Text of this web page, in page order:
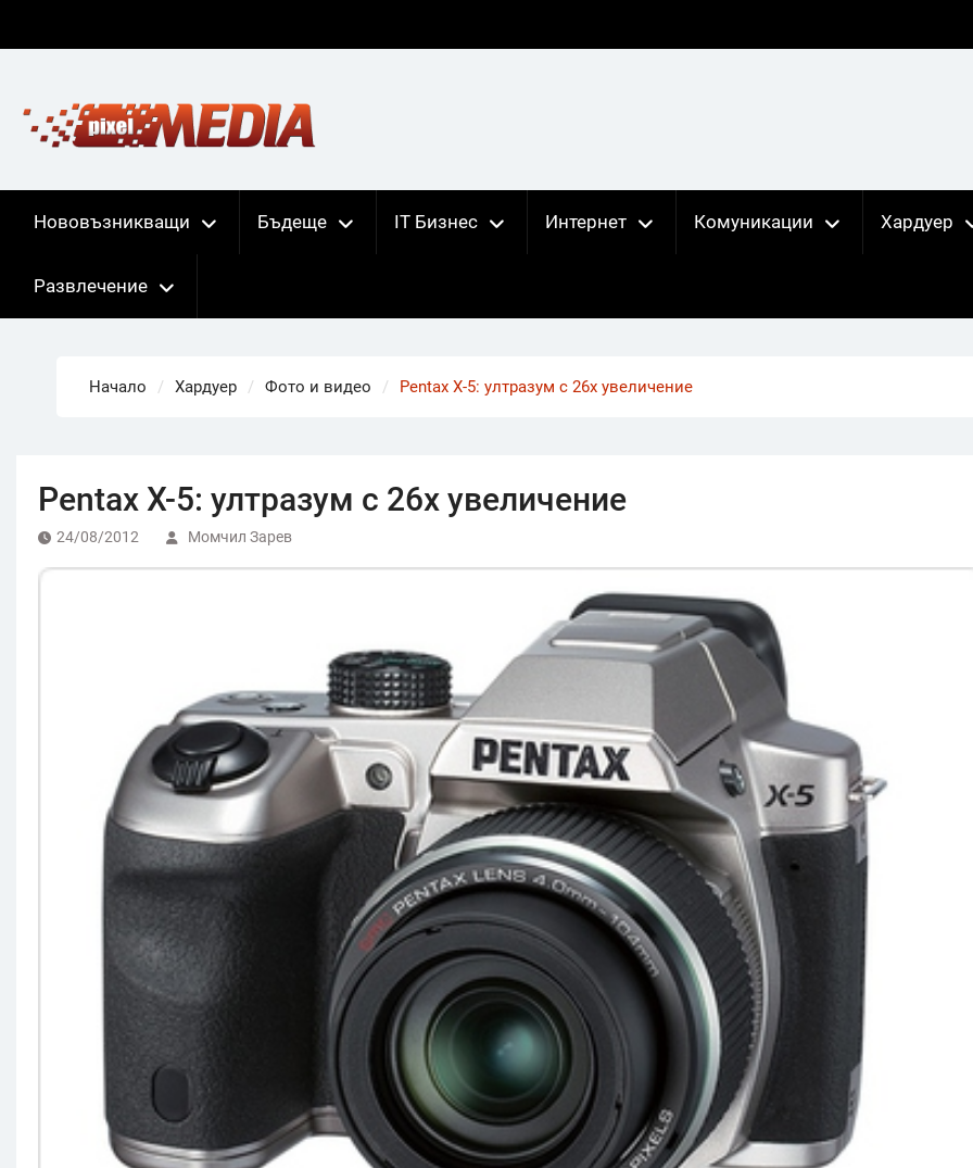
Нововъзникващи Бъдеще IT Бизнес Интернет Комуникации Хардуер
Развлечение
Начало Хардуер Фото и видео Pentax X-5: ултразум с 26х увеличение
Pentax X-5: ултразум с 26х увеличение
24/08/2012 Момчил Зарев